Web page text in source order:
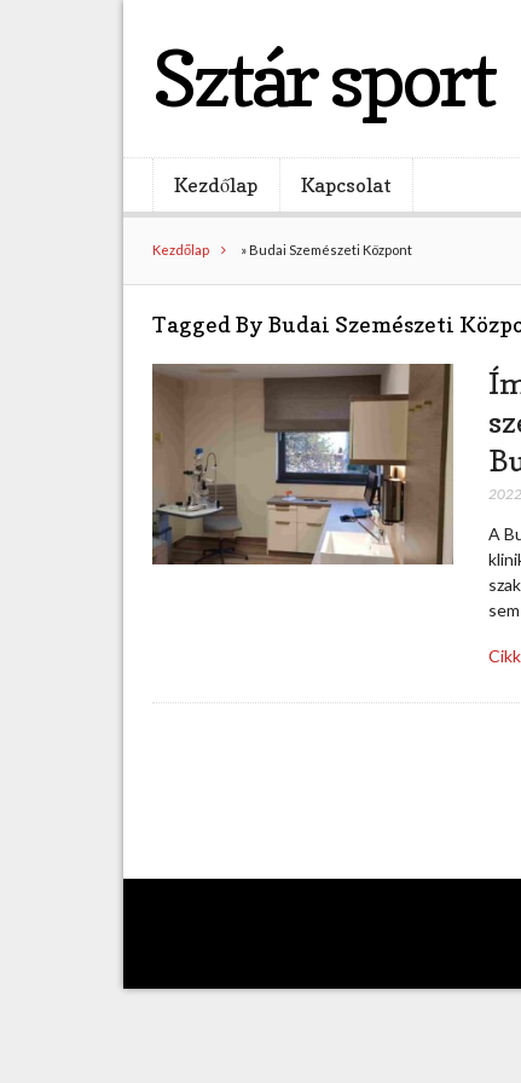
Sztár sport
Kezdőlap Kapcsolat
Kezdőlap » Budai Szemészeti Központ
Tagged By Budai Szemészeti
A